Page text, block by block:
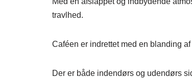
travlhed.
Caféen er indrettet med en blanding
Der er både indendørs og udendørs